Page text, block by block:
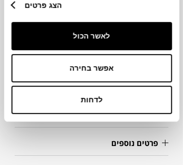
הצג פרטים
לאשר הכול
אפשר בחירה
לדחות
Ø46X51H ס"מ
מידע על חומרים
מק"ט
פרטים נוספים